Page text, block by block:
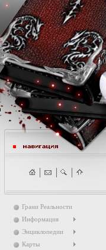
Грани Реальности
Информация
Энциклопедии
Карты